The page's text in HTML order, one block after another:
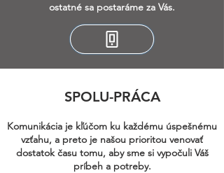
SPOLU-PRÁCA
Komunikácia je kľúčom ku každému úspešnému
vzťahu, a preto je našou prioritou venovať
dostatok času tomu, aby sme si vypočuli Váš
príbeh a potreby.
ostatné sa postaráme za Vás.